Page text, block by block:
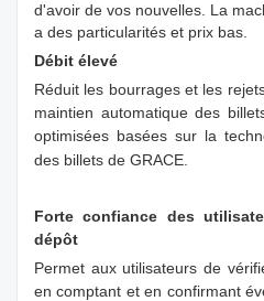
d'avoir de vos nouvelles. La
a des particularités et prix bas.
Débit élevé
Réduit les bourrages et les
maintien automatique des
optimisées basées sur la
des billets de GRACE.
Forte confiance des
dépôt
Permet aux utilisateurs de
en comptant et en confirmant